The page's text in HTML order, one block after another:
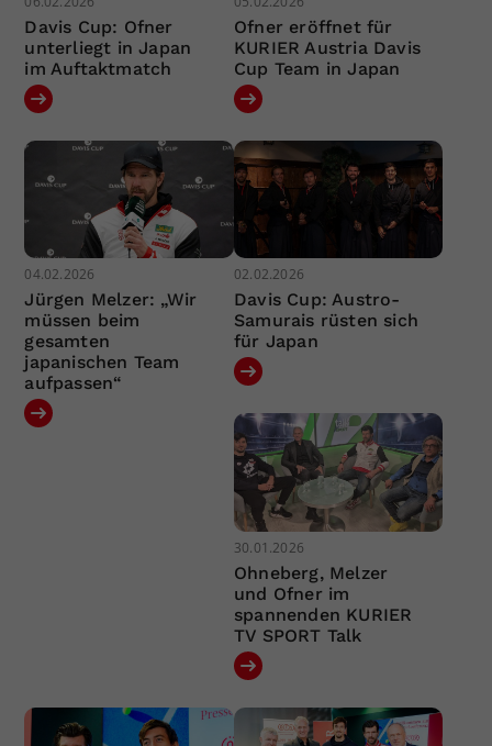
Davis Cup: Ofner
unterliegt in Japan
im Auftaktmatch
Ofner eröffnet für
KURIER Austria Davis
Cup Team in Japan
04.02.2026
Jürgen Melzer: „Wir
müssen beim
gesamten
japanischen Team
aufpassen“
02.02.2026
Davis Cup: Austro-
Samurais rüsten sich
für Japan
30.01.2026
Ohneberg, Melzer
und Ofner im
spannenden KURIER
TV SPORT Talk